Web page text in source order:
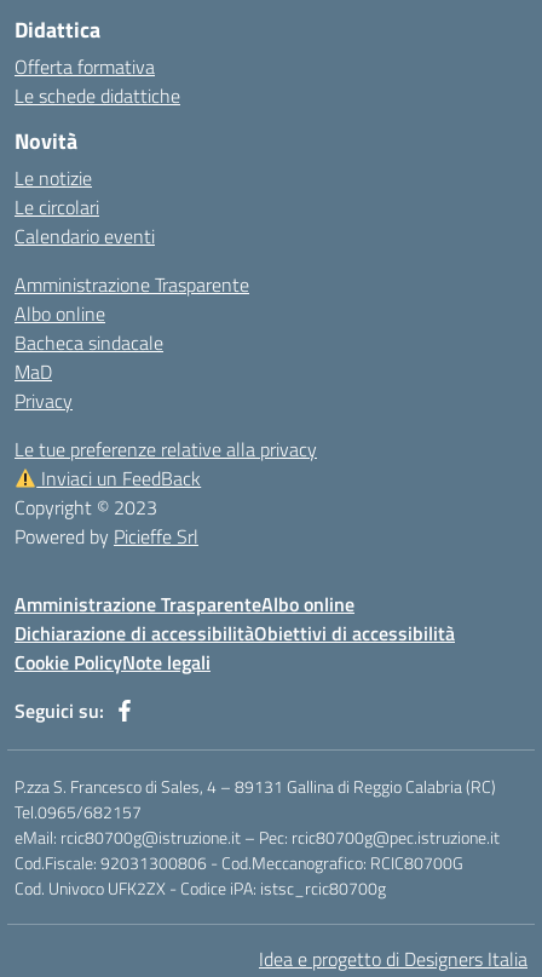
Didattica
Offerta formativa
Le schede didattiche
Novità
Le notizie
Le circolari
Calendario eventi
Amministrazione Trasparente
Albo online
Bacheca sindacale
MaD
Privacy
Le tue preferenze relative alla privacy
Inviaci un FeedBack
Copyright © 2023
Powered by Picieffe Srl
Amministrazione TrasparenteAlbo online
Dichiarazione di accessibilitàObiettivi di accessibilità
Cookie PolicyNote legali
Seguici su:
P.zza S. Francesco di Sales, 4 – 89131 Gallina di Reggio Calabria (RC)
Tel.0965/682157
eMail: rcic80700g@istruzione.it – Pec: rcic80700g@pec.istruzione.it
Cod.Fiscale: 92031300806 - Cod.Meccanografico: RCIC80700G
Cod. Univoco UFK2ZX - Codice iPA: istsc_rcic80700g
Idea e progetto di Designers Italia